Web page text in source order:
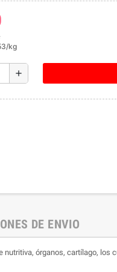
kg
add
DE ENVIO
órganos, cartílago,